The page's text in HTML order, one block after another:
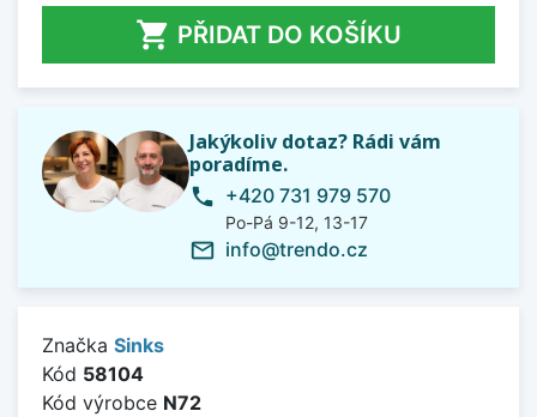
 PŘIDAT DO KOŠÍKU
Jakýkoliv dotaz? Rádi vám
poradíme.
phone +420 731 979 570
Po-Pá 9-12, 13-17
mail_outline info@trendo.cz
Značka Sinks
Kód 58104
Kód výrobce N72